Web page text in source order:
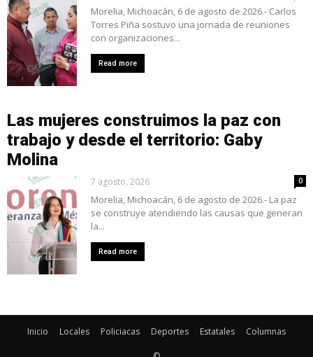
Morelia, Michoacán, 6 de agosto de 2026.- Carlos
Torres Piña sostuvo una jornada de reuniones
con organizaciones...
Read more
Las mujeres construimos la paz con
trabajo y desde el territorio: Gaby
Molina
7 agosto, 2026 0
Morelia, Michoacán, 6 de agosto de 2026.- La paz
se construye atendiendo las causas que generan
la...
Read more
Inicio Locales Policiacas Deportes Estatales Columnas